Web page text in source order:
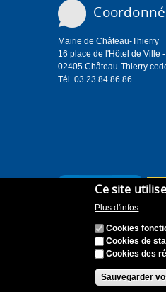
Mairie de Château-Thierry
16 place de l'Hôtel de Ville
02405 Château-Thierry
Tél. 03 23 84 86 86
Plan du site
Ce site
Plus d'infos
Cookies
Cookies de
Cookies des
Sauvegarder